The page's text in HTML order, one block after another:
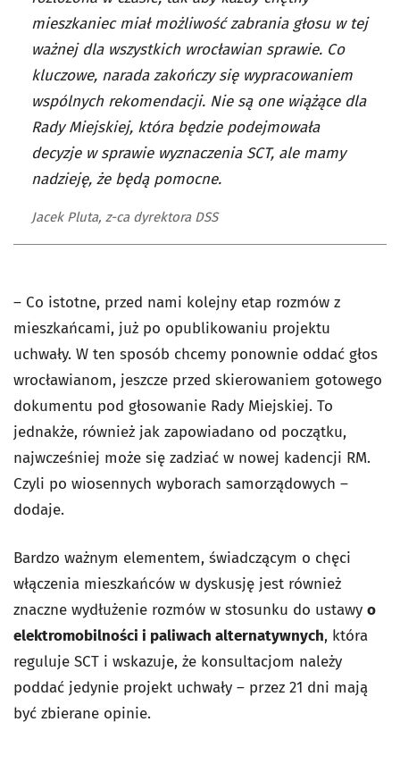
mieszkaniec miał możliwość zabrania głosu w tej
ważnej dla wszystkich wrocławian sprawie. Co
kluczowe, narada zakończy się wypracowaniem
wspólnych rekomendacji. Nie są one wiążące dla
Rady Miejskiej, która będzie podejmowała
decyzje w sprawie wyznaczenia SCT, ale mamy
nadzieję, że będą pomocne.
Jacek Pluta, z-ca dyrektora DSS
– Co istotne, przed nami kolejny etap rozmów z
mieszkańcami, już po opublikowaniu projektu
uchwały. W ten sposób chcemy ponownie oddać głos
wrocławianom, jeszcze przed skierowaniem gotowego
dokumentu pod głosowanie Rady Miejskiej. To
jednakże, również jak zapowiadano od początku,
najwcześniej może się zadziać w nowej kadencji RM.
Czyli po wiosennych wyborach samorządowych –
dodaje.
Bardzo ważnym elementem, świadczącym o chęci
włączenia mieszkańców w dyskusję jest również
znaczne wydłużenie rozmów w stosunku do ustawy o
elektromobilności i paliwach alternatywnych, która
reguluje SCT i wskazuje, że konsultacjom należy
poddać jedynie projekt uchwały – przez 21 dni mają
być zbierane opinie.